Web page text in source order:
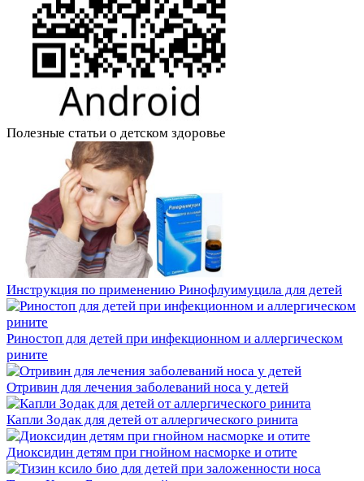
Полезные статьи о детском здоровье
Инструкция по применению Ринофлуимуцила для детей
Риностоп для детей при инфекционном и аллергическом
рините
Отривин для лечения заболеваний носа у детей
Капли Зодак для детей от аллергического ринита
Диоксидин детям при гнойном насморке и отите